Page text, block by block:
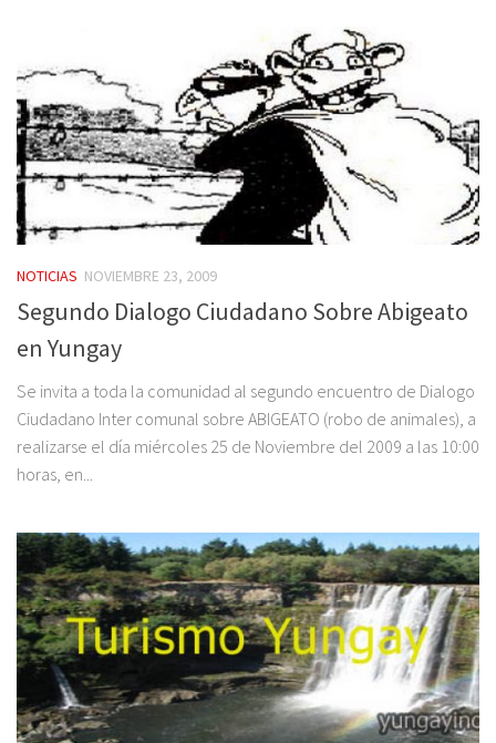
NOTICIAS NOVIEMBRE 23, 2009
Segundo Dialogo Ciudadano Sobre Abigeato
en Yungay
Se invita a toda la comunidad al segundo encuentro de Dialogo
Ciudadano Inter comunal sobre ABIGEATO (robo de animales), a
realizarse el día miércoles 25 de Noviembre del 2009 a las 10:00
horas, en...